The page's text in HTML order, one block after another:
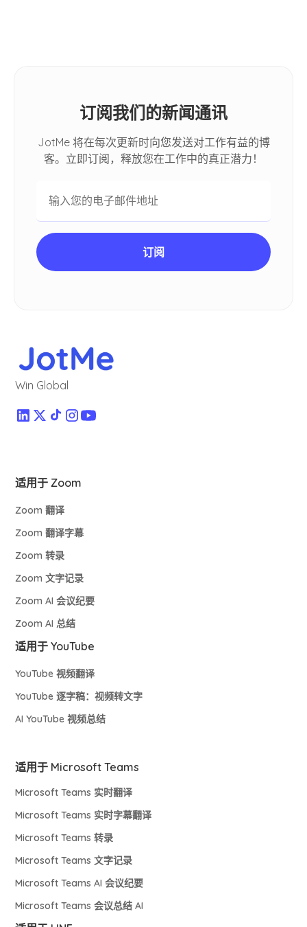
订阅我们的新闻通讯
JotMe 将在每次更新时向您发送对工作有益的博
客。立即订阅，释放您在工作中的真正潜力！
Win Global
适用于 Zoom
Zoom 翻译
Zoom 翻译字幕
Zoom 转录
Zoom 文字记录
Zoom AI 会议纪要
Zoom AI 总结
适用于 YouTube
YouTube 视频翻译
YouTube 逐字稿：视频转文字
AI YouTube 视频总结
适用于 Microsoft Teams
Microsoft Teams 实时翻译
Microsoft Teams 实时字幕翻译
Microsoft Teams 转录
Microsoft Teams 文字记录
Microsoft Teams AI 会议纪要
Microsoft Teams 会议总结 AI